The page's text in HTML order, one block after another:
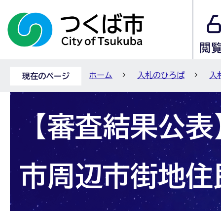
現在のページ ホーム 入札のひろば 入
【審査結果公表
市周辺市街地